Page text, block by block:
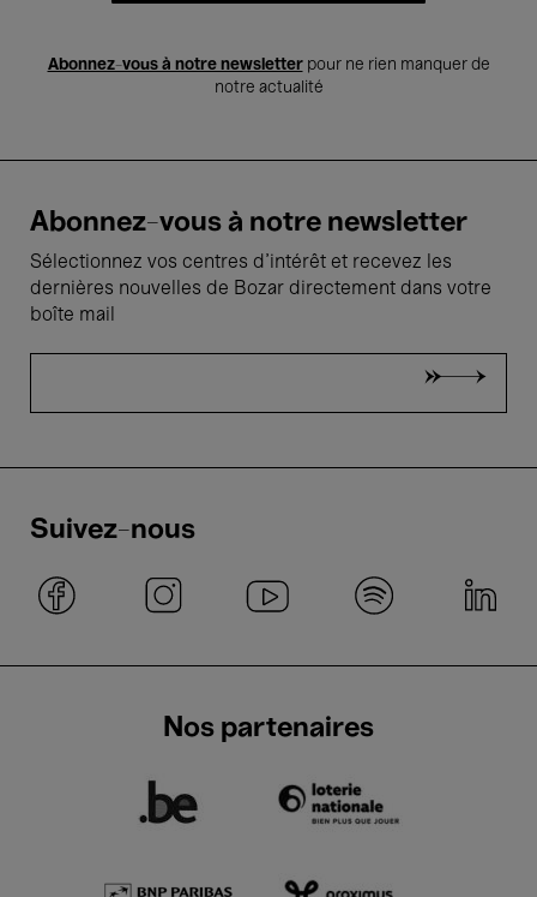
Abonnez-vous à notre newsletterpour ne rien manquer de
notre actualité
Abonnez-vous à notre newsletter
Sélectionnez vos centres d'intérêt et recevez les
dernières nouvelles de Bozar directement dans votre
boîte mail
Suivez-nous
Nos partenaires